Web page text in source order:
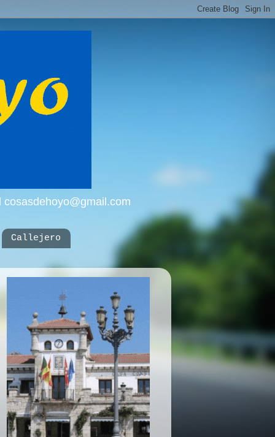
Callejero